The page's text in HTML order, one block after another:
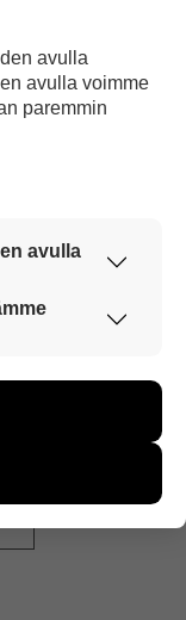
avulla
avulla voimme
paremmin
avulla
ja
kerää
käytön.